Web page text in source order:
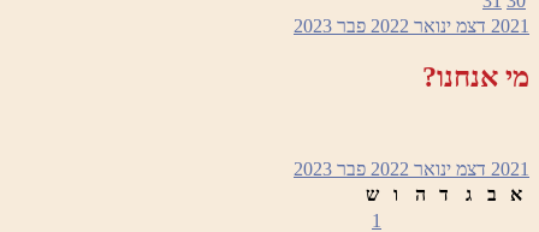
2021 דצמ ינואר 2022 פבר 2023
מי אנחנו?
2021 דצמ ינואר 2022 פבר 2023
א
ב ג ד ה ו
ש
1